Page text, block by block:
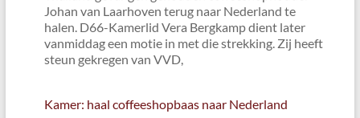
Johan van Laarhoven terug naar Nederland te
halen. D66-Kamerlid Vera Bergkamp dient later
vanmiddag een motie in met die strekking. Zij heeft
steun gekregen van VVD,
Kamer: haal coffeeshopbaas naar Nederland